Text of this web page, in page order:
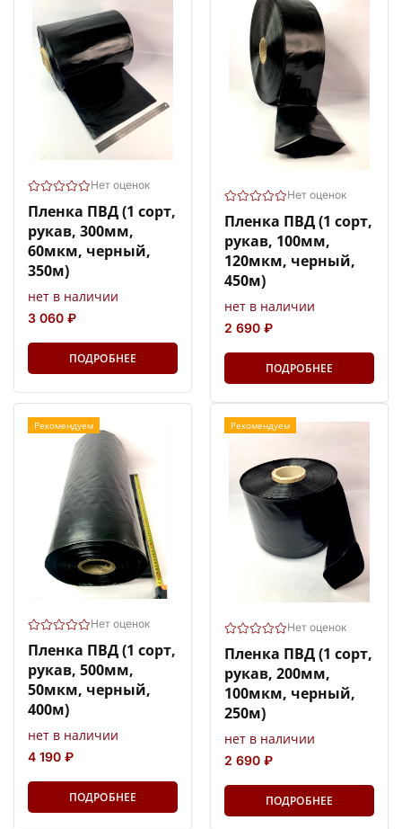
Нет оценок
Пленка ПВД (1 сорт,
рукав, 300мм,
60мкм, черный,
350м)
нет в наличии
3 060 ₽
ПОДРОБНЕЕ
Нет оценок
Пленка ПВД (1 сорт,
рукав, 100мм,
120мкм, черный,
450м)
нет в наличии
2 690 ₽
ПОДРОБНЕЕ
Рекомендуем
Нет оценок
Пленка ПВД (1 сорт,
рукав, 500мм,
50мкм, черный,
400м)
нет в наличии
4 190 ₽
ПОДРОБНЕЕ
Рекомендуем
Нет оценок
Пленка ПВД (1 сорт,
рукав, 200мм,
100мкм, черный,
250м)
нет в наличии
2 690 ₽
ПОДРОБНЕЕ